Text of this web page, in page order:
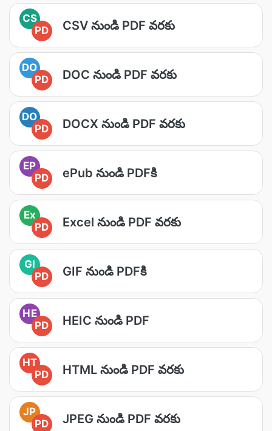
CS
PD
CSV నుండి PDF వరకు
DO
PD
DOC నుండి PDF వరకు
DO
PD
DOCX నుండి PDF వరకు
EP
PD
ePub నుండి PDFకి
Ex
PD
Excel నుండి PDF వరకు
GI
PD
GIF నుండి PDFకి
HE
PD
HEIC నుండి PDF
HT
PD
HTML నుండి PDF వరకు
JP
PD
JPEG నుండి PDF వరకు